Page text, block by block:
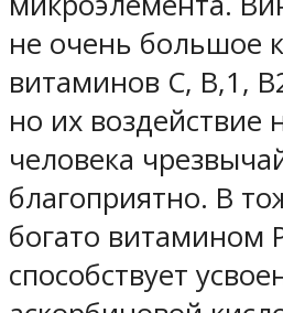
не очень большое
витаминов С, В,1,
но их воздействие
человека
благоприятно. В
богато витамином
способствует